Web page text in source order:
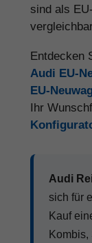
sind als
Entdecken
Audi EU-
EU-
Ihr
Audi
sich für
Kauf